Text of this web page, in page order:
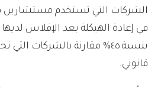
الشركات التي تستخدم مستشارين
في إعادة الهيكلة بعد الإفلاس
بنسبة ٤٥% مقارنة بالشركات
قانوني.